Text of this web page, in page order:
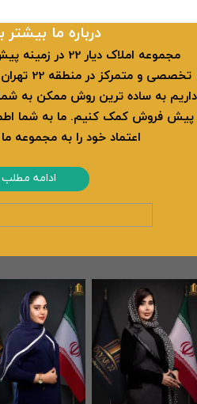
​​درباره ما بیشتر
مجموعه املاک
تخصصی و
داریم به ساده ترین روش ممکن به
پیش فروش کمک کنیم. ما به شما
اعتماد خود را به مجموعه
ادامه مطلب